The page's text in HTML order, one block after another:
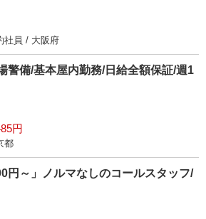
社員 / 大阪府
警備/基本屋内勤務/日給全額保証/週1
円
都
円～」ノルマなしのコールスタッフ/